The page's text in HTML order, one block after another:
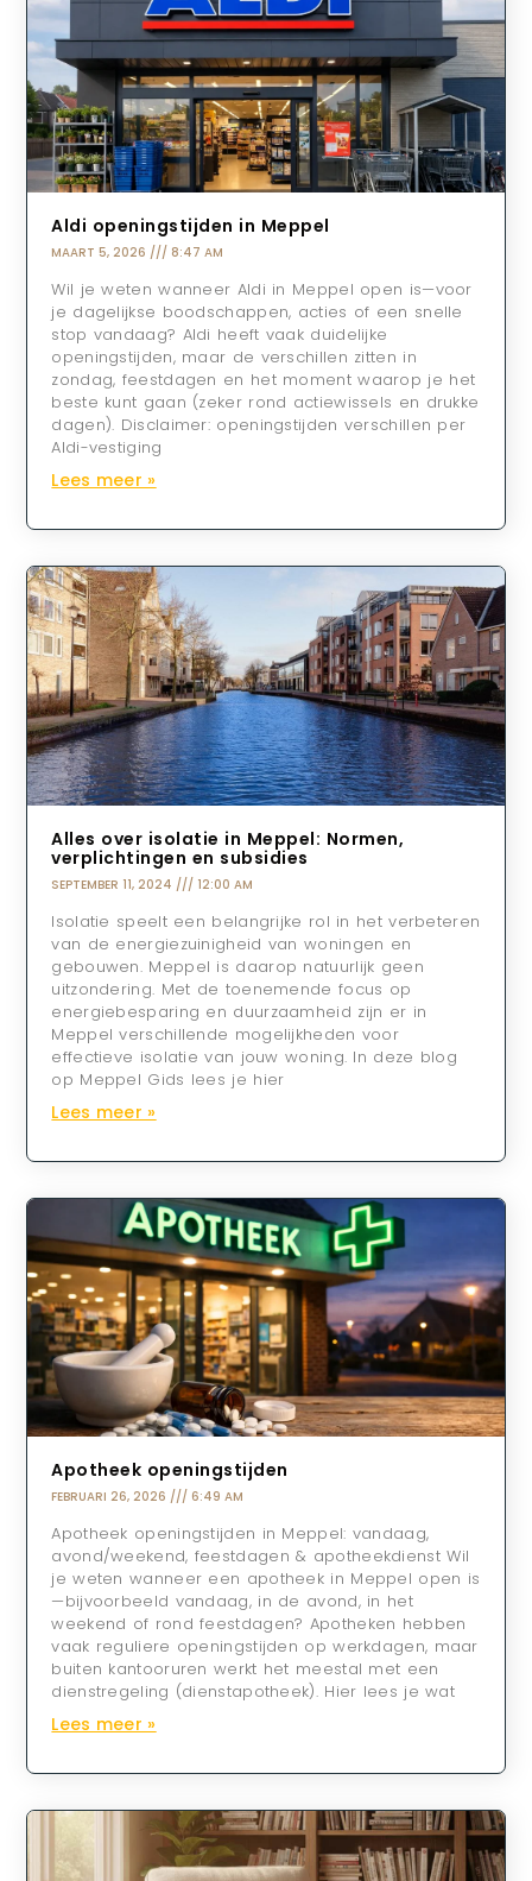
Aldi openingstijden in Meppel
MAART 5, 2026 8:47 AM
Wil je weten wanneer Aldi in Meppel open is—voor
je dagelijkse boodschappen, acties of een snelle
stop vandaag? Aldi heeft vaak duidelijke
openingstijden, maar de verschillen zitten in
zondag, feestdagen en het moment waarop je het
beste kunt gaan (zeker rond actiewissels en drukke
dagen). Disclaimer: openingstijden verschillen per
Aldi-vestiging
Lees meer »
Alles over isolatie in Meppel: Normen,
verplichtingen en subsidies
SEPTEMBER 11, 2024 12:00 AM
Isolatie speelt een belangrijke rol in het verbeteren
van de energiezuinigheid van woningen en
gebouwen. Meppel is daarop natuurlijk geen
uitzondering. Met de toenemende focus op
energiebesparing en duurzaamheid zijn er in
Meppel verschillende mogelijkheden voor
effectieve isolatie van jouw woning. In deze blog
op Meppel Gids lees je hier
Lees meer »
Apotheek openingstijden
FEBRUARI 26, 2026 6:49 AM
Apotheek openingstijden in Meppel: vandaag,
avond/weekend, feestdagen & apotheekdienst Wil
je weten wanneer een apotheek in Meppel open is
—bijvoorbeeld vandaag, in de avond, in het
weekend of rond feestdagen? Apotheken hebben
vaak reguliere openingstijden op werkdagen, maar
buiten kantooruren werkt het meestal met een
dienstregeling (dienstapotheek). Hier lees je wat
Lees meer »